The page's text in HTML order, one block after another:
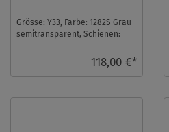
Grösse: Y33, Farbe: 1282S Grau
semitransparent, Schienen:
118,00 €*